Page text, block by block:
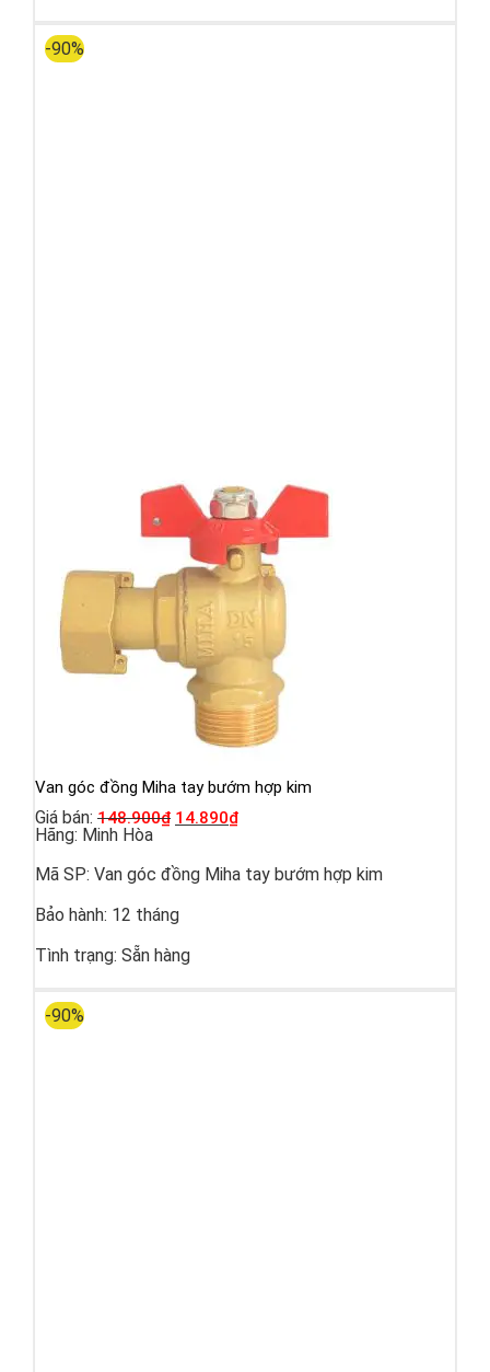
-90%
Van góc đồng Miha tay bướm hợp kim
Giá bán: 148.900₫ 14.890₫
Hãng: Minh Hòa
Mã SP: Van góc đồng Miha tay bướm hợp kim
Bảo hành: 12 tháng
Tình trạng: Sẵn hàng
-90%